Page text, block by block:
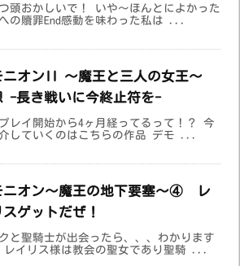
頭おかしいで！ いや～ほんとによかった
の贖罪End感動を味わった私は ...
ニオンII ～魔王と三人の女王～
-長き戦いに今終止符を-
レイ開始から4ヶ月経ってるって！？ 今
していくのはこちらの作品 デモ ...
ニオン〜魔王の地下要塞〜④ レ
スゲットだぜ！
と聖騎士が出会ったら、、、わかります
レイリス様は教会の聖女であり聖騎 ...